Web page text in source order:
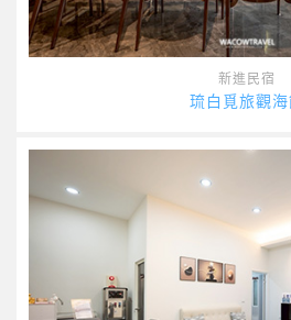
新進民宿
琉白覓旅觀海